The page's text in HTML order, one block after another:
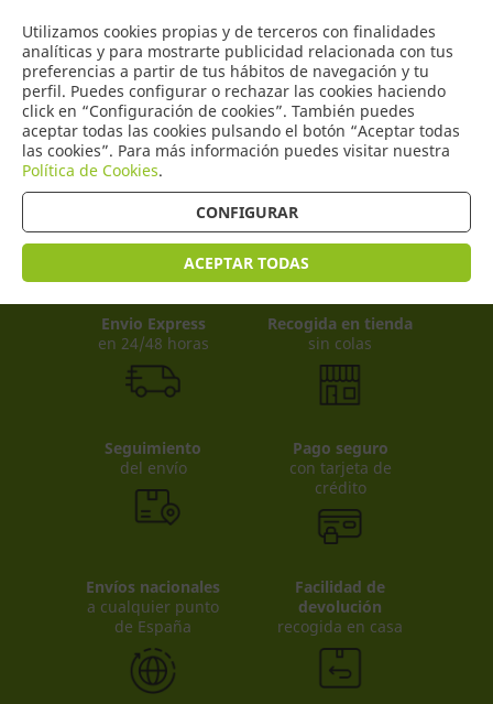
Utilizamos cookies propias y de terceros con finalidades
analíticas y para mostrarte publicidad relacionada con tus
preferencias a partir de tus hábitos de navegación y tu
perfil. Puedes configurar o rechazar las cookies haciendo
click en “Configuración de cookies”. También puedes
aceptar todas las cookies pulsando el botón “Aceptar todas
las cookies”. Para más información puedes visitar nuestra
Política de Cookies.
CONFIGURAR
ACEPTAR TODAS
0
COMERCIO
DE TORRIJOS
Productos (0)
Envio Express
en 24/48 horas
Recogida en tienda
sin colas
Seguimiento
del envío
Pago seguro
con tarjeta de
crédito
Envíos nacionales
a cualquier punto
de España
Facilidad de
devolución
recogida en casa